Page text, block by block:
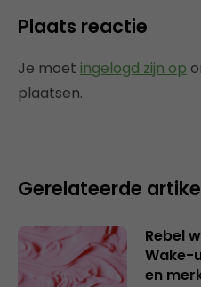
Plaats reactie
Je moet ingelogd zijn op
plaatsen.
Gerelateerde
Rebel
Wake-
en